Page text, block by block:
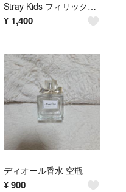
Stray Kids フィリックス ソウルコン
¥ 1,400
ディオール香水 空瓶
¥900